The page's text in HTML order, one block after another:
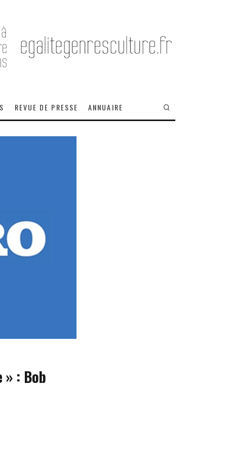
REVUE DE PRESSE ANNUAIRE
: Bob